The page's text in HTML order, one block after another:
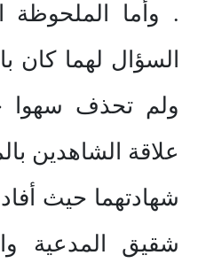
. وأما الملحوظة
السؤال لهما كان
ولم تحذف سهوا
علاقة الشاهدين
شهادتهما حيث أفاد
شقيق المدعية